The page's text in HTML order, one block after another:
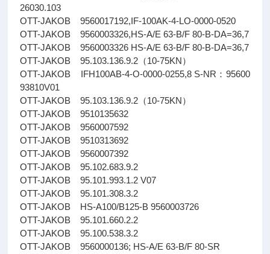
26030.103
OTT-JAKOB 9560017192,IF-100AK-4-LO-0000-0520
OTT-JAKOB 9560003326,HS-A/E 63-B/F 80-B-DA=36,7
OTT-JAKOB 9560003326 HS-A/E 63-B/F 80-B-DA=36,7
OTT-JAKOB 95.103.136.9.2（10-75KN）
OTT-JAKOB IFH100AB-4-O-0000-0255,8 S-NR：95600
93810V01
OTT-JAKOB 95.103.136.9.2（10-75KN）
OTT-JAKOB 9510135632
OTT-JAKOB 9560007592
OTT-JAKOB 9510313692
OTT-JAKOB 9560007392
OTT-JAKOB 95.102.683.9.2
OTT-JAKOB 95.101.993.1.2 V07
OTT-JAKOB 95.101.308.3.2
OTT-JAKOB HS-A100/B125-B 9560003726
OTT-JAKOB 95.101.660.2.2
OTT-JAKOB 95.100.538.3.2
OTT-JAKOB 9560000136; HS-A/E 63-B/F 80-SR